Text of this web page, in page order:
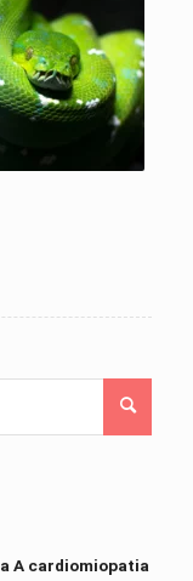
A cardiomiopatia